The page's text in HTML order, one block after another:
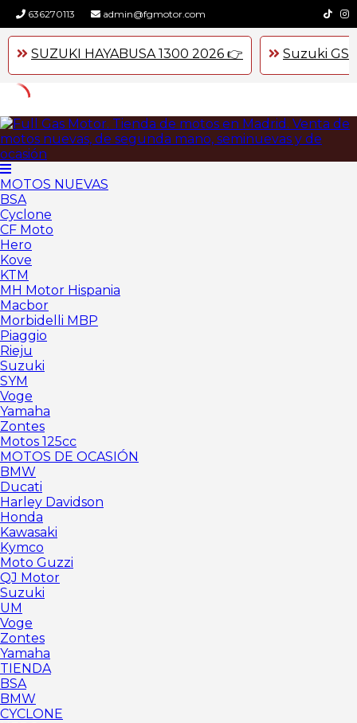
636270113 admin@fgmotor.com
SUZUKI HAYABUSA 1300 2026 👉 Suzuki
Skip
to
content
MOTOS NUEVAS
BSA
Cyclone
CF Moto
Hero
Kove
KTM
MH Motor Hispania
Macbor
Morbidelli MBP
Piaggio
Rieju
Suzuki
SYM
Voge
Yamaha
Zontes
Motos 125cc
MOTOS DE OCASIÓN
BMW
Ducati
Harley Davidson
Honda
Kawasaki
Kymco
Moto Guzzi
QJ Motor
Suzuki
UM
Voge
Zontes
Yamaha
TIENDA
BSA
BMW
CYCLONE